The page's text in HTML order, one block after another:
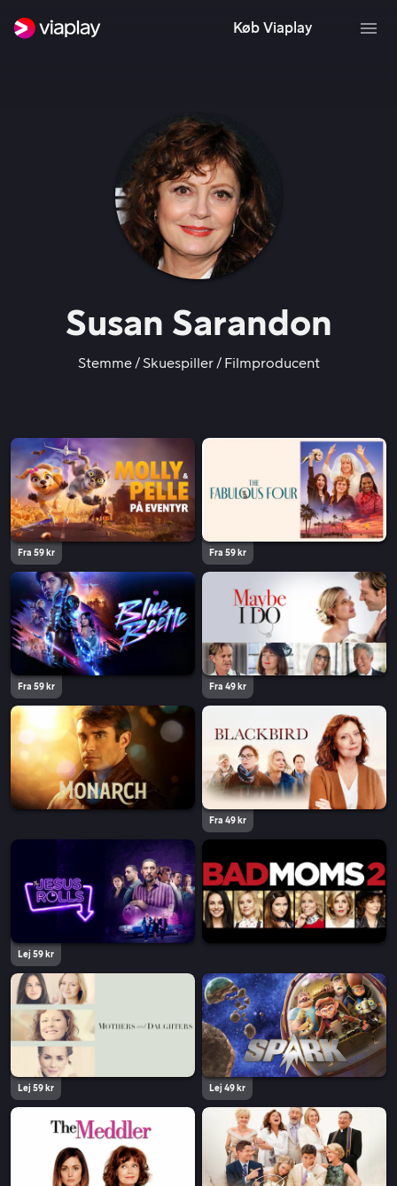
Køb Viaplay
Susan Sarandon
Stemme Skuespiller Filmproducent
Fra 59 kr Fra 59 kr
Fra 59 kr Fra 49 kr
Fra 49 kr
Lej 59 kr
Lej 59 kr Lej 49 kr